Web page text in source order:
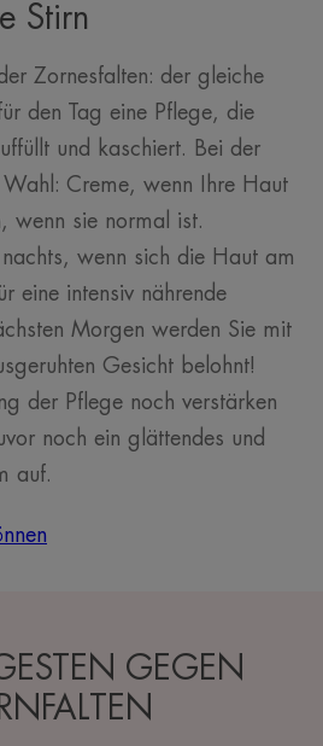
Stirn
Zornesfalten: der gleiche
den Tag eine Pflege, die
und kaschiert. Bei der
Wahl: Creme, wenn Ihre Haut
wenn sie normal ist.
nachts, wenn sich die Haut am
eine intensiv nährende
Morgen werden Sie mit
Gesicht belohnt!
der Pflege noch verstärken
noch ein glättendes und
auf.
GEGEN